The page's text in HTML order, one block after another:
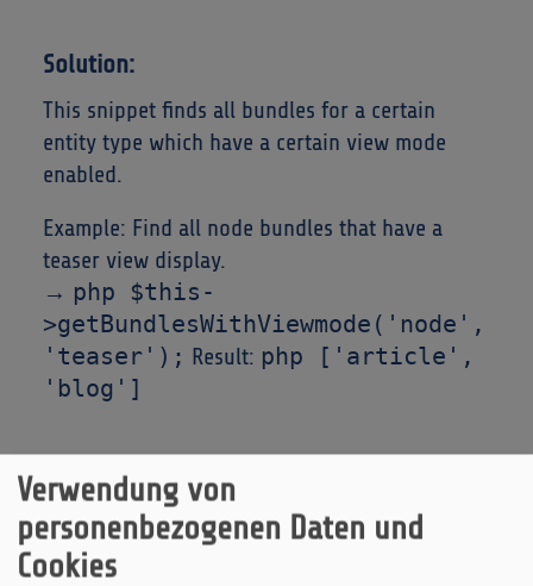
Solution:
This snippet finds all bundles for a certain
entity type which have a certain view mode
enabled.
Example: Find all node bundles that have a
teaser view display.
→ php $this-
>getBundlesWithViewmode('node',
'teaser'); Result: php ['article',
'blog']
Zurück zur DevBit-Übersicht
Verwendung von
personenbezogenen Daten und
Cookies